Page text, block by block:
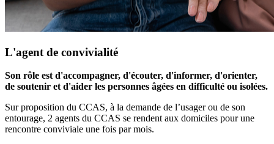
L'agent de convivialité
Son rôle est d'accompagner, d'écouter, d'informer, d'orienter,
de soutenir et d'aider les personnes âgées en difficulté ou isolées.
Sur proposition du CCAS, à la demande de l’usager ou de son
entourage, 2 agents du CCAS se rendent aux domiciles pour une
rencontre conviviale une fois par mois.